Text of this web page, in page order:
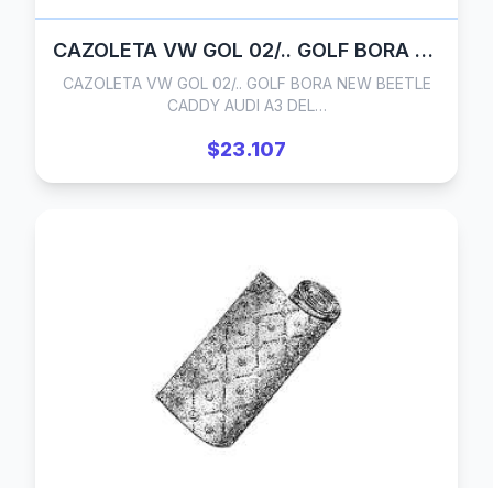
CAZOLETA VW GOL 02/.. GOLF BORA NEW BEETLE CADDY AUDI A3 DELANTERA CON RODAMIENTO AXI022.1280
CAZOLETA VW GOL 02/.. GOLF BORA NEW BEETLE
CADDY AUDI A3 DEL…
$23.107